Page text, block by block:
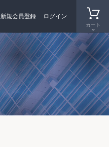
カート
新規会員登録 ログイン